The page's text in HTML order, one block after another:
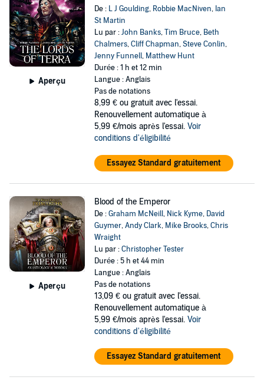
Aperçu
De : L J Goulding, Robbie MacNiven, Ian
St Martin
Lu par :John Banks,Tim Bruce, Beth
Chalmers,Cliff Chapman,Steve Conlin,
Jenny Funnell, Matthew Hunt
Durée : 1 h et 12 min
Langue : Anglais
Pas de notations
8,99 € ou gratuit avec l'essai.
Renouvellement automatique à
5,99 €/mois après l'essai. Voir
conditions d'éligibilité
Essayez Standard gratuitement
Aperçu
Blood of the Emperor
De :Graham McNeill, Nick Kyme, David
Guymer,Andy Clark, Mike Brooks,Chris
Wraight
Lu par :Christopher Tester
Durée : 5 h et 44 min
Langue : Anglais
Pas de notations
13,09 € ou gratuit avec l'essai.
Renouvellement automatique à
5,99 €/mois après l'essai. Voir
conditions d'éligibilité
Essayez Standard gratuitement